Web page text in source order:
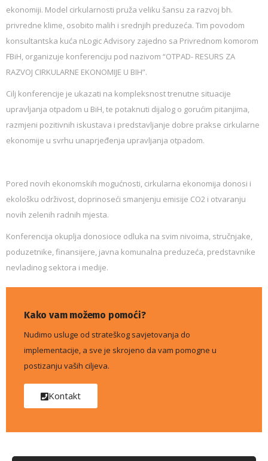
ekonomiji. Model cirkularnosti pruža veliku šansu za razvoj bh.
privredne klime, osobito malih i srednjih preduzeća. Tim povodom
konsultantska kuća nLogic Advisory zajedno sa Privrednom komorom
FBiH, organizuje konferenciju pod nazivom “OTPAD- RESURS ZA
RAZVOJ CIRKULARNE EKONOMIJE U BIH”.
Cilj konferencije je ukazati na kompleksnost trenutne situacije
upravljanja otpadom u BiH, te potaknuti dijalog o gorućim pitanjima,
razmjeni pozitivnih iskustava i predstavljanje dobre prakse cirkularne
ekonomije u svrhu unaprjeđenja upravljanja otpadom.
Pored novih ekonomskih mogućnosti, cirkularna ekonomija donosi i
ekološku održivost, doprinoseći smanjenju emisije CO2 i otvaranju
novih zelenih radnih mjesta.
Konferencija okuplja donosioce odluka na svim nivoima, stručnjake,
poduzetnike, finansijere, javna komunalna preduzeća, predstavnike
nevladinog sektora i medije.
Kako vam možemo pomoći?
Nudimo usluge od strateškog savjetovanja do
implementacije, a sve je skrojeno da vam pomogne u
postizanju vaših ciljeva.
Kontakt